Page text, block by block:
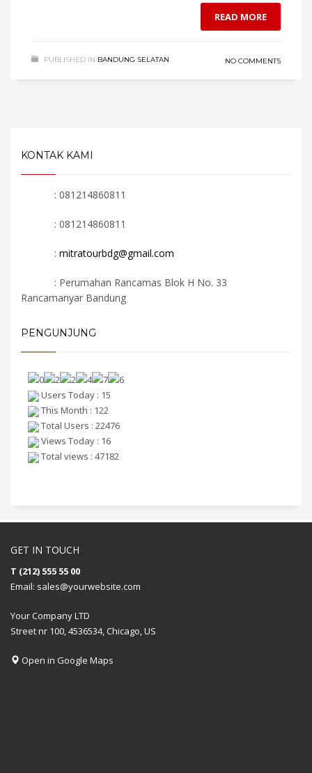
READ MORE
PUBLISHED IN BANDUNG SELATAN NO COMMENTS
KONTAK KAMI
: 081214860811
: 081214860811
: mitratourbdg@gmail.com
: Perumahan Rancamas Blok H No. 33
Rancamanyar Bandung
PENGUNJUNG
Users Today : 15
This Month : 122
Total Users : 22476
Views Today : 16
Total views : 47182
GET IN TOUCH
T (212) 555 55 00
Email: sales@yourwebsite.com
Your Company LTD
Street nr 100, 4536534, Chicago, US
Open in Google Maps